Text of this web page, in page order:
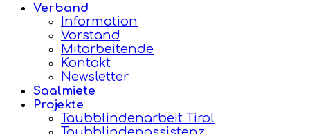
Verband
Information
Vorstand
Mitarbeitende
Kontakt
Newsletter
Saalmiete
Projekte
Taubblindenarbeit Tirol